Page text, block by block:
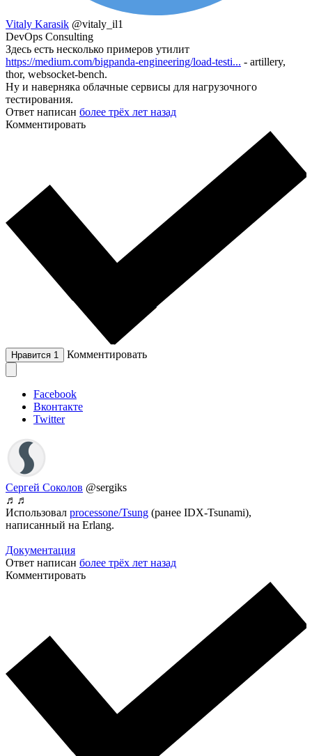
Vitaly Karasik @vitaly_il1
DevOps Consulting
Здесь есть несколько примеров утилит
https://medium.com/bigpanda-engineering/load-testi... - artillery,
thor, websocket-bench.
Ну и наверняка облачные сервисы для нагрузочного
тестирования.
Ответ написан более трёх лет назад
Комментировать
Нравится 1 Комментировать
Facebook
Вконтакте
Twitter
Сергей Соколов @sergiks
♬♬
Использовал processone/Tsung (ранее IDX-Tsunami),
написанный на Erlang.
Документация
Ответ написан более трёх лет назад
Комментировать